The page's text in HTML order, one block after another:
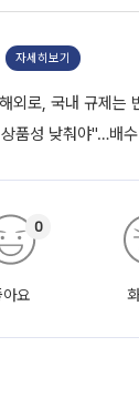
자세히보기
외로, 국내 규제는
품성 낮춰야"…배
아요
0